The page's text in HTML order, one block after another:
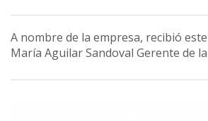
A nombre de la empresa, recibió
María Aguilar Sandoval Gerente de